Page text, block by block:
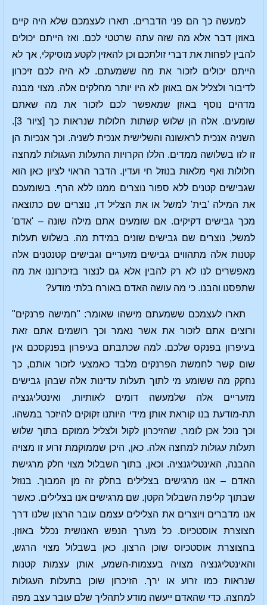
למעשה כך הם פני הדברים. תארו לעצמכם שלא היה קיים
באוזן דבר אלא מה שזה עתה שרטטי לכם. ואז הייתם יכולים
להבין לפחות את דברי זולתכם וכן להאזין לקטע מוסיקלי, אך לא
הייתם יכולים לזכור את מה ששמעתם. לא היה לכם זיכרון
לדיבור ולצליל אם באוזן לא היו יותר מחלקים אלה. מצוי מבנה
מדהים נוסף באוזן שמאפשר לכם לזכור את מה שאתם
שומעים. אלה הן שלוש קשתות חלולות שנראות כך [ציור 3].
השניה אנכית לראשונה והשלישית אנכית לשניה. וכך אנכיות הן
זו לזו בשלושה ממדים. הללו הקרויות התעלות העגולות למחצה
חלולות ואף מלאות בנוזל חי ועדין. הדבר הראוי לציון כאן הוא
שגבישים קטנים ללא ספור נוצרים ממנו ללא הרף. בשומעכם
את המילה 'בית' למשל או את הצליל דו, נוצרים שם כתוצאה
מכך גבישים דקיקים. אם שומעים אתם מילה שונה – 'אדם'
למשל, נוצרים שם גבישים שונים במידת מה. בשלוש תעלות
קטנות אלה מתהווים גבישים מזעריים וגבישים קטנטנים אלה
מאפשרים לנו לא רק להבין אלא גם לנצור בזיכרוננו את מה
שתפסנו והבנו. כי מה עושה האדם באורח בלתי מודע?
תארו לעצמכם ששמעתם מישהו שאומר: "חמישה פרנקים"
ורוצים אתם לזכור את אשר נאמר וכך רושמים אתם זאת
בעיפרון בפנקס שלכם. למה שכתבתם בעיפרון בפנקסכם אין
שום קשר לחמשת הפרנקים מלבד כאמצעי לזכור אותם, כך
נחקק מה ששומע מי לתוך תעלות עדינות אלה שבהן גבישים
מזעריים אלה שלמעשה דומים לאותיות, ואינטליגנציה
תת-מודעת בנו קוראת אותן מידי היותנו זקוקים להיזכר במשהו.
וכך נוכל אכן לומר, שהזיכרון לקול ולצליל ממוקם בתוך שלוש
תעלות עגולות למחצה אלה. כאן, היכן שממוקמת זרוע זו מצויה
ההבנה, האינטליגנציה. וכאן, בתוך השבלול מצוי חלק מרגישת
האדם – אנו מרגישים בצלילים בחלק זה מן המבוך. בנוזל
שבתוך קליפת השבלול הקטן. שם מרגישים אנו בצלילים. כאשר
אנו מדברים ויוצרים את הצלילים עצמם עובר הרצון שלנו דרך
חצוצרת אוסטכיוס. כל מערך הנפש האנושית נכלל באוזן.
בחצוצרת אוסטכיוס שוכן הרצון. כאן בשבלול מצוי הרגש,
והאינטליגנציה מצויה בעצמות-השמע, אותן עצמות קטנות
שנראות כמו זרוע או ירך. הזיכרון שוכן בתעלות העגולות
למחצה. כדי שהאדם ייעשה מודע לתהליך שלם עובר עצב מפה